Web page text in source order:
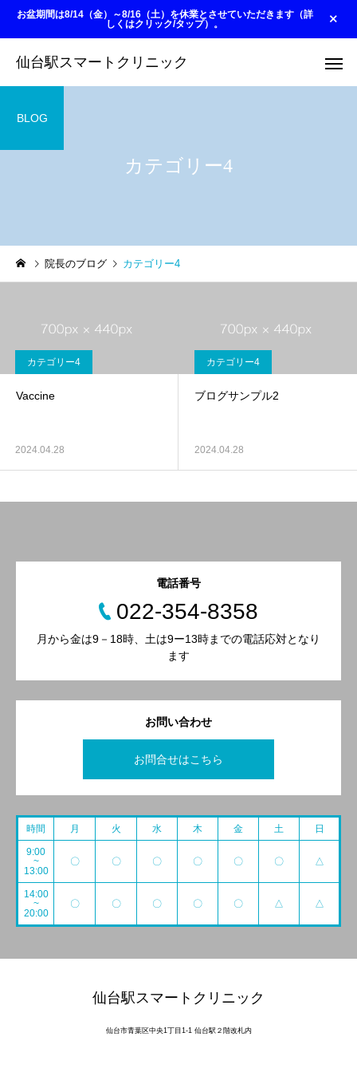
お盆期間は8/14（金）～8/16（土）を休業とさせていただきます（詳
しくはクリック/タップ）。
仙台駅スマートクリニック
カテゴリー4
BLOG
院長のブログ カテゴリー4
カテゴリー4
Vaccine
2024.04.28
カテゴリー4
ブログサンプル2
2024.04.28
お問い合わせ
お問合せはこちら
電話番号
022-354-8358
月から金は9－18時、土は9ー13時までの電話応対となり
ます
時間 月 火 水 木 金 土 日
9:00
~
13:00
〇 〇 〇 〇 〇 〇 △
14:00
~
20:00
〇 〇 〇 〇 〇 △ △
仙台駅スマートクリニック
仙台市青葉区中央1丁目1-1 仙台駅２階改札内